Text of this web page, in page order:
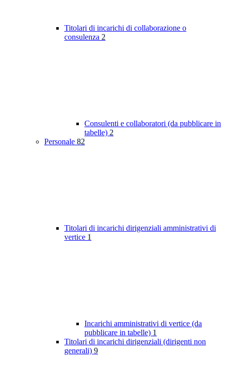
Titolari di incarichi di collaborazione o
consulenza 2
Consulenti e collaboratori (da pubblicare in
tabelle) 2
Personale 82
Titolari di incarichi dirigenziali amministrativi di
vertice 1
Incarichi amministrativi di vertice (da
pubblicare in tabelle) 1
Titolari di incarichi dirigenziali (dirigenti non
generali) 9